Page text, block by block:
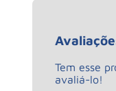
Tem esse
avaliá-lo!